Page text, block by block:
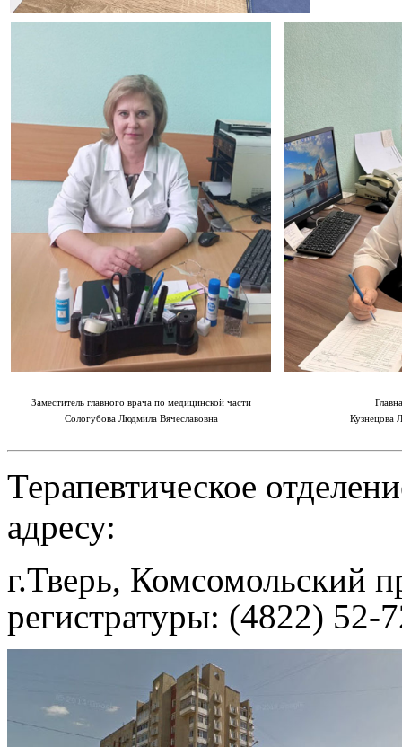
Заместитель главного врача по медицинской части
Сологубова Людмила Вячеславовна
Кузнецова
Терапевтическое
адресу:
г.Тверь, Комсомольский
регистратуры: (4822)